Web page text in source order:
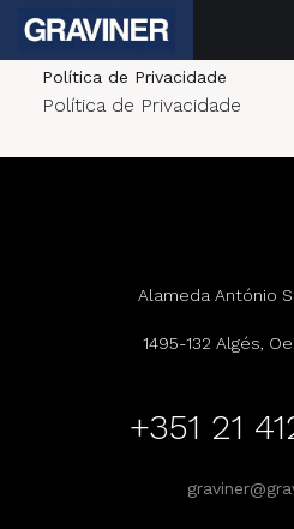
Política de Privacidade
Política de Privacidade
Alameda António
1495-132 Algés,
+351 21